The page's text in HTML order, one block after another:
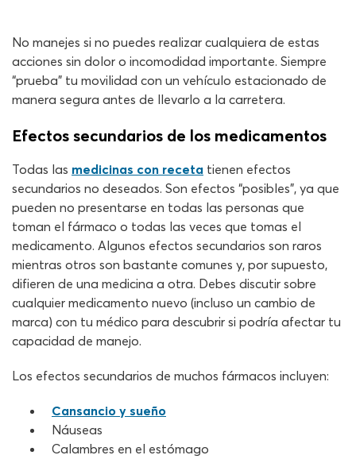
No manejes si no puedes realizar cualquiera de estas
acciones sin dolor o incomodidad importante. Siempre
“prueba” tu movilidad con un vehículo estacionado de
manera segura antes de llevarlo a la carretera.
Efectos secundarios de los medicamentos
Todas las medicinas con receta tienen efectos
secundarios no deseados. Son efectos “posibles”, ya que
pueden no presentarse en todas las personas que
toman el fármaco o todas las veces que tomas el
medicamento. Algunos efectos secundarios son raros
mientras otros son bastante comunes y, por supuesto,
difieren de una medicina a otra. Debes discutir sobre
cualquier medicamento nuevo (incluso un cambio de
marca) con tu médico para descubrir si podría afectar tu
capacidad de manejo.
Los efectos secundarios de muchos fármacos incluyen:
Cansancio y sueño
Náuseas
Calambres en el estómago